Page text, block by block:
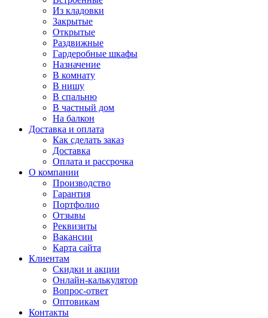
Из кладовки
Закрытые
Открытые
Раздвижные
Гардеробные шкафы
Назначение
В комнату
В нишу
В спальню
В частный дом
На балкон
Доставка и оплата
Как сделать заказ
Доставка
Оплата и рассрочка
О компании
Производство
Гарантия
Портфолио
Отзывы
Реквизиты
Вакансии
Карта сайта
Клиентам
Скидки и акции
Онлайн-калькулятор
Вопрос-ответ
Оптовикам
Контакты